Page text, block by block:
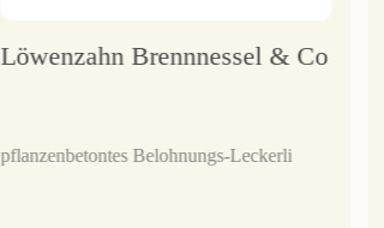
Löwenzahn Brennnessel & Co
pflanzenbetontes Belohnungs-Leckerli